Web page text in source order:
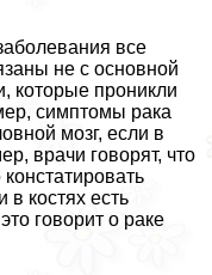
все
не с основной
которые проникли
симптомы paка
мозг, если в
врачи говорят, что
в костях есть
говорит о paке